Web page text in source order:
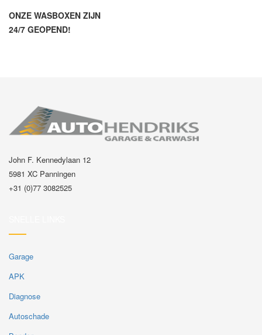
ONZE WASBOXEN ZIJN
24/7 GEOPEND!
John F. Kennedylaan 12
5981 XC Panningen
+31 (0)77 3082525
Garage
APK
Diagnose
Autoschade